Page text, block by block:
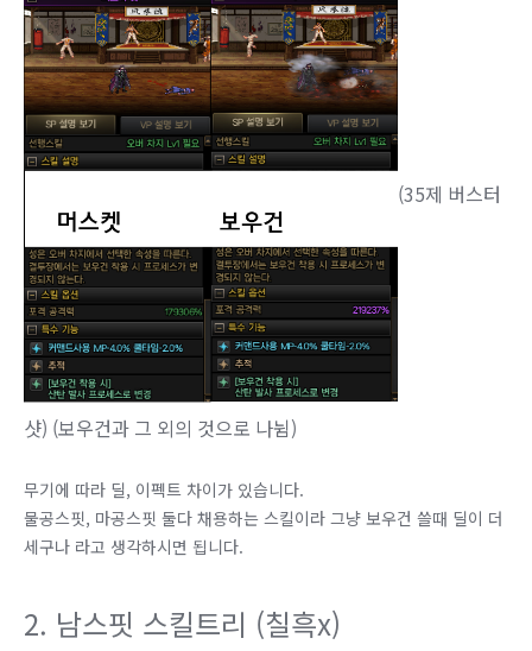
(35제 버스터
샷) (보우건과 그 외의 것으로 나뉨)
무기에 따라 딜, 이펙트 차이가 있습니다.
물공스핏, 마공스핏 둘다 채용하는 스킬이라 그냥 보우건 쓸때 딜이 더
세구나 라고 생각하시면 됩니다.
2. 남스핏 스킬트리 (칠흑x)